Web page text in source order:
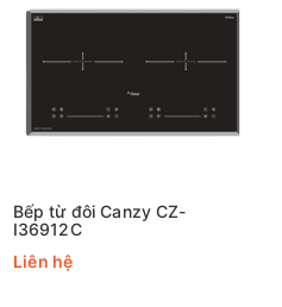
Bếp từ đôi Canzy CZ-
I36912C
Liên hệ